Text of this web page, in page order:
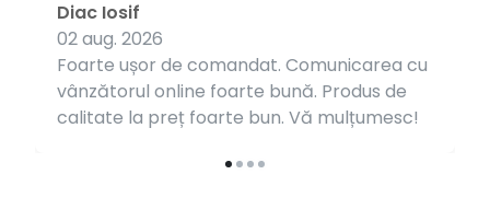
Foarte ușor de comandat. Comunicarea cu
vânzătorul online foarte bună. Produs de
calitate la preț foarte bun. Vă mulțumesc!
Diac Iosif
02 aug. 2026